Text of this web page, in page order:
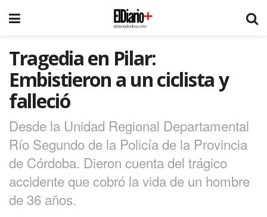
Tragedia en Pilar:
Embistieron a un ciclista y
falleció
Desde la Unidad Regional Departamental
Río Segundo de la Policía de la Provincia
de Córdoba. Dieron cuenta del trágico
accidente que cobró la vida de un hombre
de 36 años.